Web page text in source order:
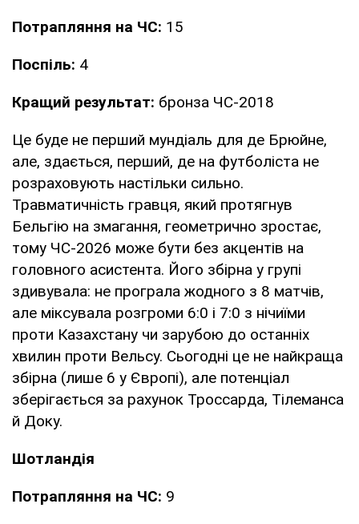
Потрапляння на ЧС: 15
Поспіль: 4
Кращий результат: бронза ЧС-2018
Це буде не перший мундіаль для де Брюйне,
але, здається, перший, де на футболіста не
розраховують настільки сильно.
Травматичність гравця, який протягнув
Бельгію на змагання, геометрично зростає,
тому ЧС-2026 може бути без акцентів на
головного асистента. Його збірна у групі
здивувала: не програла жодного з 8 матчів,
але міксувала розгроми 6:0 і 7:0 з нічиїми
проти Казахстану чи зарубою до останніх
хвилин проти Вельсу. Сьогодні це не найкраща
збірна (лише 6 у Європі), але потенціал
зберігається за рахунок Троссарда, Тілеманса
й Доку.
Шотландія
Потрапляння на ЧС: 9